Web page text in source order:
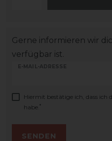
Gerne informieren wir
verfügbar ist.
E-MAIL-ADRESSE
Hiermit bestätige ich, dass ich
habe. *
SENDEN